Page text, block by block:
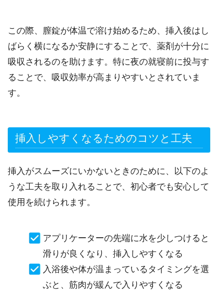
この際、膣錠が体温で溶け始めるため、挿入後はし
ばらく横になるか安静にすることで、薬剤が十分に
吸収されるのを助けます。特に夜の就寝前に投与す
ることで、吸収効率が高まりやすいとされていま
す。
挿入しやすくなるためのコツと工夫
挿入がスムーズにいかないときのために、以下のよ
うな工夫を取り入れることで、初心者でも安心して
使用を続けられます。
アプリケーターの先端に水を少しつけると
滑りが良くなり、挿入しやすくなる
入浴後や体が温まっているタイミングを選
ぶと、筋肉が緩んで入りやすくなる